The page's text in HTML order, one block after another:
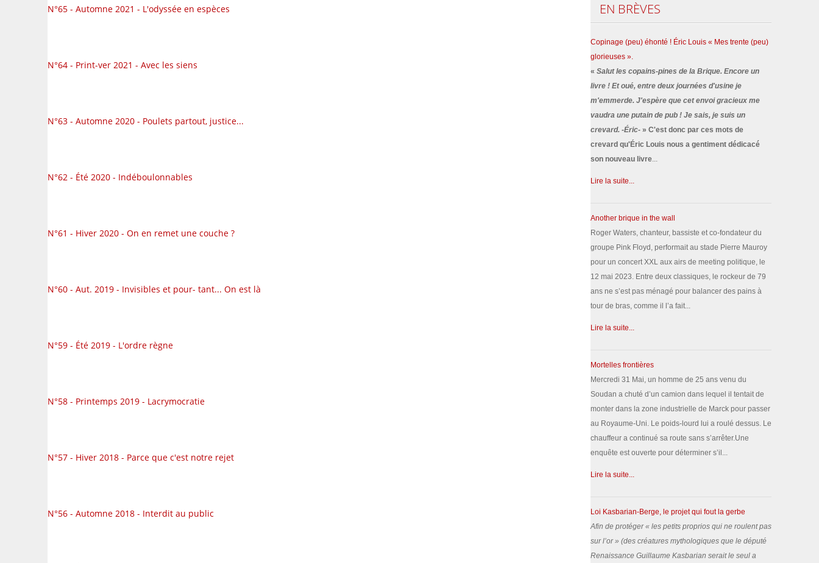
N°65 - Automne 2021 - L'odyssée en espèces
N°64 - Print-ver 2021 - Avec les siens
N°63 - Automne 2020 - Poulets partout, justice...
N°62 - Été 2020 - Indéboulonnables
N°61 - Hiver 2020 - On en remet une couche ?
N°60 - Aut. 2019 - Invisibles et pour- tant... On est là
N°59 - Été 2019 - L'ordre règne
N°58 - Printemps 2019 - Lacrymocratie
N°57 - Hiver 2018 - Parce que c'est notre rejet
N°56 - Automne 2018 - Interdit au public
EN BRÈVES
Copinage (peu) éhonté ! Éric Louis « Mes trente (peu)
glorieuses ».
« Salut les copains-pines de la Brique. Encore un
livre ! Et oué, entre deux journées d'usine je
m'emmerde. J'espère que cet envoi gracieux me
vaudra une putain de pub ! Je sais, je suis un
crevard. -Éric- » C'est donc par ces mots de
crevard qu'Éric Louis nous a gentiment dédicacé
son nouveau livre...
Lire la suite...
Another brique in the wall
Roger Waters, chanteur, bassiste et co-fondateur du
groupe Pink Floyd, performait au stade Pierre Mauroy
pour un concert XXL aux airs de meeting politique, le
12 mai 2023. Entre deux classiques, le rockeur de 79
ans ne s’est pas ménagé pour balancer des pains à
tour de bras, comme il l’a fait...
Lire la suite...
Mortelles frontières
Mercredi 31 Mai, un homme de 25 ans venu du
Soudan a chuté d’un camion dans lequel il tentait de
monter dans la zone industrielle de Marck pour passer
au Royaume-Uni. Le poids-lourd lui a roulé dessus. Le
chauffeur a continué sa route sans s’arrêter.Une
enquête est ouverte pour déterminer s’il...
Lire la suite...
Loi Kasbarian-Berge, le projet qui fout la gerbe
Afin de protéger « les petits proprios qui ne roulent pas
sur l’or» (des créatures mythologiques que le député
Renaissance Guillaume Kasbarian serait le seul a